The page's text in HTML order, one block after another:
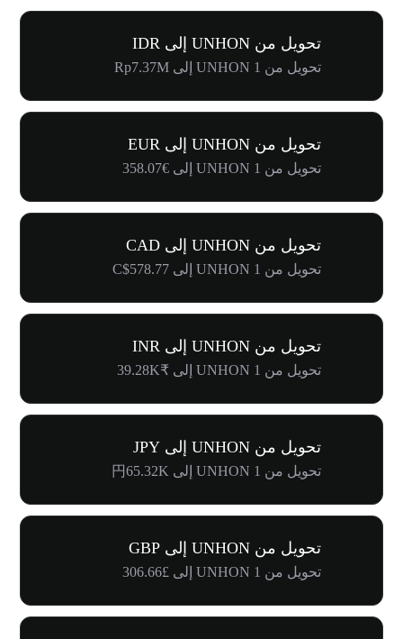
تحويل من UNHON إلى IDR
تحويل من 1 UNHON إلى Rp7.37M
تحويل من UNHON إلى EUR
تحويل من 1 UNHON إلى €358.07
تحويل من UNHON إلى CAD
تحويل من 1 UNHON إلى C$578.77
تحويل من UNHON إلى INR
تحويل من 1 UNHON إلى ₹39.28K
تحويل من UNHON إلى JPY
تحويل من 1 UNHON إلى 円65.32K
تحويل من UNHON إلى GBP
تحويل من 1 UNHON إلى £306.66